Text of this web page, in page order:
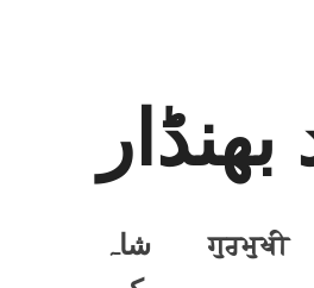
ਗੁਰਮੁਖੀ
شاہ